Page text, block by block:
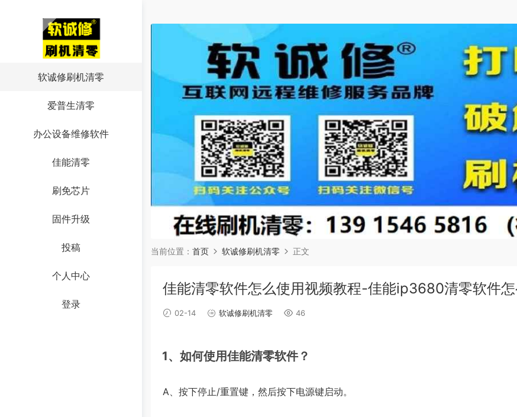
软诚修刷机清零
爱普生清零
办公设备维修软件
佳能清零
刷免芯片
固件升级
投稿
个人中心
登录
当前位置： 首页 软诚修刷机清零 正文
佳能清零软件怎么使用视频教程-佳能ip3680清零软件
02-14 软诚修刷机清零 46
1、如何使用佳能清零软件？
A、按下停止/重置键，然后按下电源键启动。